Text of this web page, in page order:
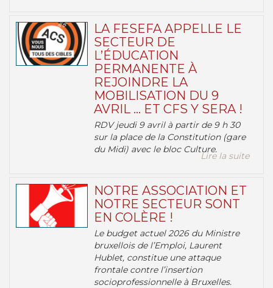
LA FESEFA APPELLE LE
SECTEUR DE
L’ÉDUCATION
PERMANENTE À
REJOINDRE LA
MOBILISATION DU 9
AVRIL … ET CFS Y SERA !
RDV jeudi 9 avril à partir de 9 h 30
sur la place de la Constitution (gare
du Midi) avec le bloc Culture.
Lire la suite
NOTRE ASSOCIATION ET
NOTRE SECTEUR SONT
EN COLÈRE !
Le budget actuel 2026 du Ministre
bruxellois de l’Emploi, Laurent
Hublet, constitue une attaque
frontale contre l’insertion
socioprofessionnelle à Bruxelles.